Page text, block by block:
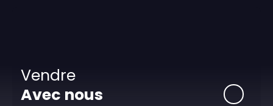
Vendre
Avec nous